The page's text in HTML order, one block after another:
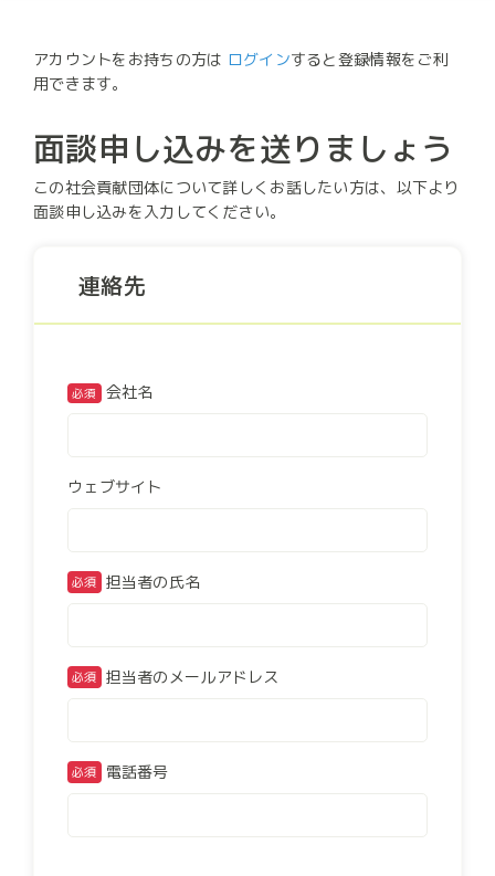
アカウントをお持ちの方は ログインすると登録情報をご利
用できます。
面談申し込みを送りましょう
この社会貢献団体について詳しくお話したい方は、以下より
面談申し込みを入力してください。
連絡先
必須 会社名
ウェブサイト
担当者の氏名
担当者のメールアドレス
電話番号